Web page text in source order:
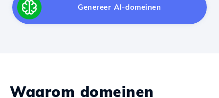
Genereer AI-domeinen
Waarom domeinen